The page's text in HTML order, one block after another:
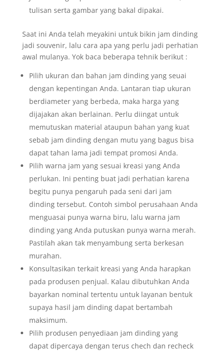
tulisan serta gambar yang bakal dipakai.
Saat ini Anda telah meyakini untuk bikin jam dinding
jadi souvenir, lalu cara apa yang perlu jadi perhatian
awal mulanya. Yok baca beberapa tehnik berikut :
Pilih ukuran dan bahan jam dinding yang seuai
dengan kepentingan Anda. Lantaran tiap ukuran
berdiameter yang berbeda, maka harga yang
dijajakan akan berlainan. Perlu diingat untuk
memutuskan material ataupun bahan yang kuat
sebab jam dinding dengan mutu yang bagus bisa
dapat tahan lama jadi tempat promosi Anda.
Pilih warna jam yang sesuai kreasi yang Anda
perlukan. Ini penting buat jadi perhatian karena
begitu punya pengaruh pada seni dari jam
dinding tersebut. Contoh simbol perusahaan Anda
menguasai punya warna biru, lalu warna jam
dinding yang Anda putuskan punya warna merah.
Pastilah akan tak menyambung serta berkesan
murahan.
Konsultasikan terkait kreasi yang Anda harapkan
pada produsen penjual. Kalau dibutuhkan Anda
bayarkan nominal tertentu untuk layanan bentuk
supaya hasil jam dinding dapat bertambah
maksimum.
Pilih produsen penyediaan jam dinding yang
dapat dipercaya dengan terus chech dan recheck